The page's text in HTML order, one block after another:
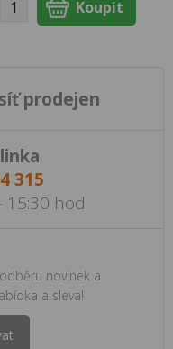
prodejen
315
15:30 hod
novinek a
a sleva!